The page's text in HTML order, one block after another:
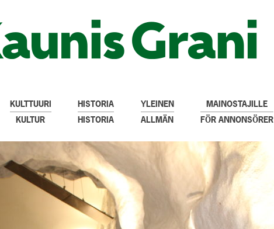
KULTTUURI
KULTUR
HISTORIA
HISTORIA
YLEINEN
ALLMÄN
MAINOSTAJILLE
FÖR ANNONSÖRER